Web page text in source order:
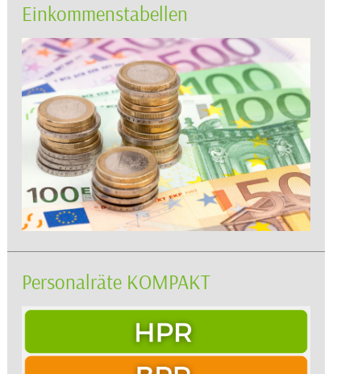
Einkommenstabellen
Personalräte KOMPAKT